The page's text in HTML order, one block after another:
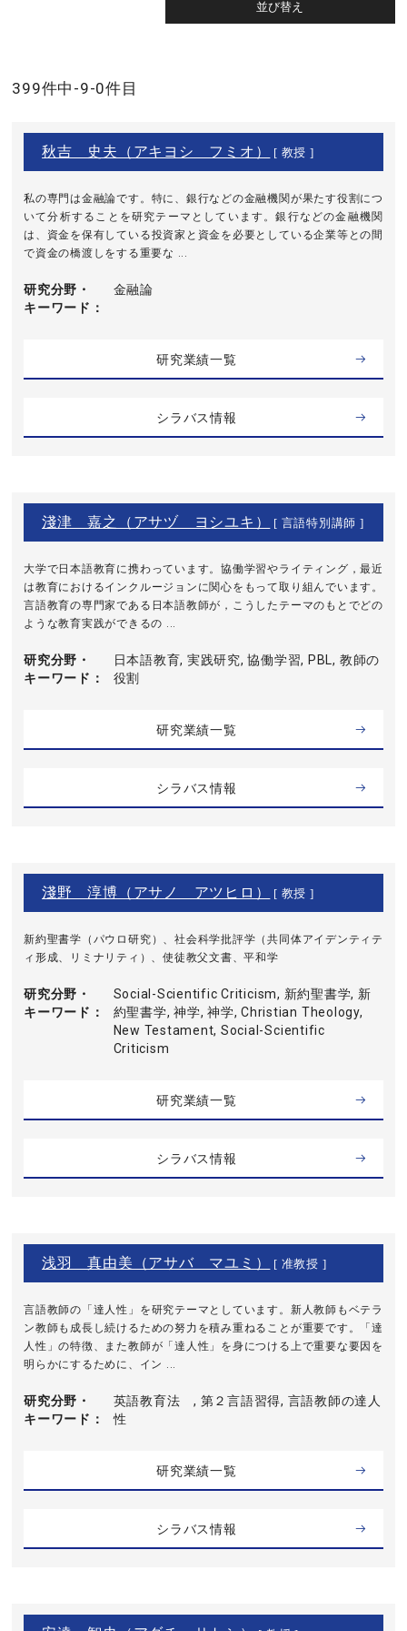
399件中-9-0件目
秋吉 史夫（アキヨシ フミオ） [ 教授 ]
私の専門は金融論です。特に、銀行などの金融機関が果たす役割につ
いて分析することを研究テーマとしています。銀行などの金融機関
は、資金を保有している投資家と資金を必要としている企業等との間
で資金の橋渡しをする重要な ...
研究分野・
キーワード
金融論
研究業績一覧
シラバス情報
淺津 嘉之（アサヅ ヨシユキ） [ 言語特別講師 ]
大学で日本語教育に携わっています。協働学習やライティング，最近
は教育におけるインクルージョンに関心をもって取り組んでいます。
言語教育の専門家である日本語教師が，こうしたテーマのもとでどの
ような教育実践ができるの ...
研究分野・
キーワード
日本語教育, 実践研究, 協働学習, PBL, 教師の
役割
研究業績一覧
シラバス情報
淺野 淳博（アサノ アツヒロ） [ 教授 ]
新約聖書学（パウロ研究）、社会科学批評学（共同体アイデンティテ
ィ形成、リミナリティ）、使徒教父文書、平和学
研究分野・
キーワード
Social-Scientific Criticism, 新約聖書学, 新
約聖書学, 神学, 神学, Christian Theology,
New Testament, Social-Scientific
Criticism
研究業績一覧
シラバス情報
浅羽 真由美（アサバ マユミ） [ 准教授 ]
言語教師の「達人性」を研究テーマとしています。新人教師もベテラ
ン教師も成長し続けるための努力を積み重ねることが重要です。「達
人性」の特徴、また教師が「達人性」を身につける上で重要な要因を
明らかにするために、イン ...
研究分野・
キーワード
英語教育法 , 第２言語習得, 言語教師の達人
性
研究業績一覧
シラバス情報